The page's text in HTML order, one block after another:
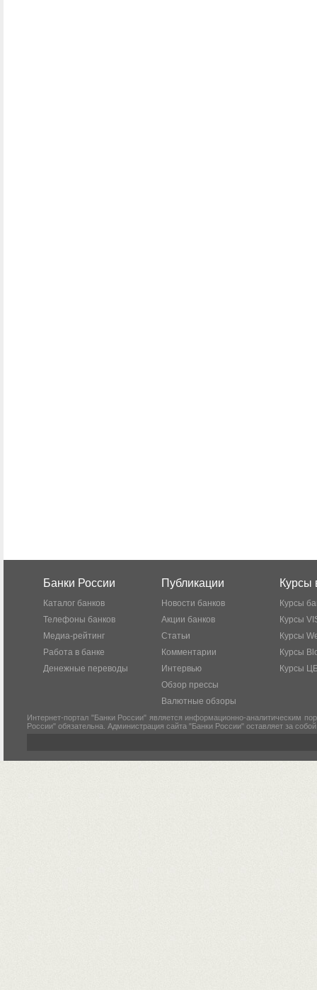
Банки России
Каталог банков
Телефоны банков
Медиа-рейтинг
Работа в банке
Денежные переводы
Публикации
Новости банков
Акции банков
Статьи
Комментарии
Интервью
Обзор прессы
Валютные обзоры
Курсы
Курсы
Курсы
Курсы
Курсы
Курсы
Интернет-портал "Банки России" является информационно-аналитическим
России" обязательна. Администрация сайта "Банки России" оставляет за